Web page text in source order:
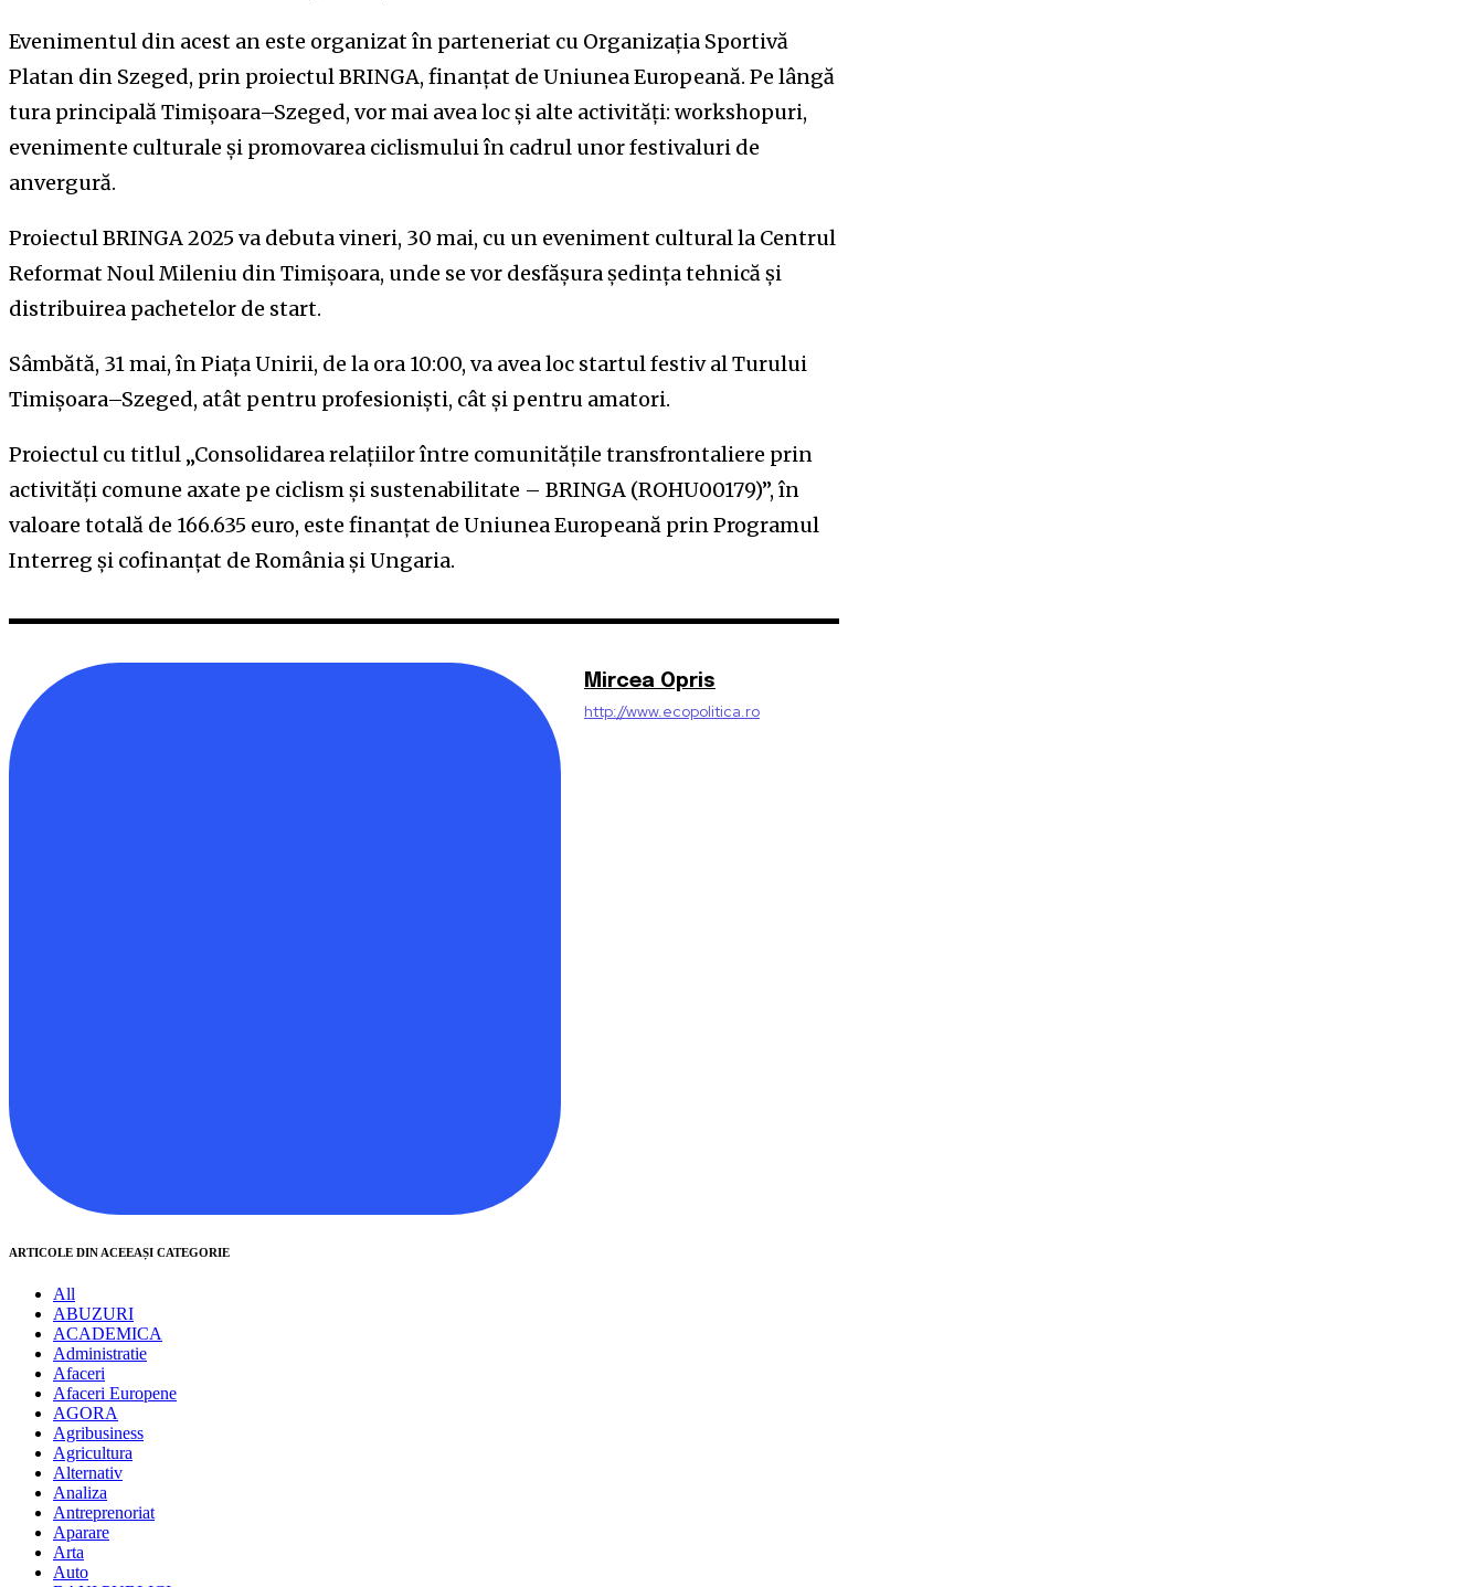
Evenimentul din acest an este organizat în parteneriat cu Organizația Sportivă
Platan din Szeged, prin proiectul BRINGA, finanțat de Uniunea Europeană. Pe lângă
tura principală Timișoara–Szeged, vor mai avea loc și alte activități: workshopuri,
evenimente culturale și promovarea ciclismului în cadrul unor festivaluri de
anvergură.
Proiectul BRINGA 2025 va debuta vineri, 30 mai, cu un eveniment cultural la Centrul
Reformat Noul Mileniu din Timișoara, unde se vor desfășura ședința tehnică și
distribuirea pachetelor de start.
Sâmbătă, 31 mai, în Piața Unirii, de la ora 10:00, va avea loc startul festiv al Turului
Timișoara–Szeged, atât pentru profesioniști, cât și pentru amatori.
Proiectul cu titlul „Consolidarea relațiilor între comunitățile transfrontaliere prin
activități comune axate pe ciclism și sustenabilitate – BRINGA (ROHU00179)”, în
valoare totală de 166.635 euro, este finanțat de Uniunea Europeană prin Programul
Interreg și cofinanțat de România și Ungaria.
Mircea Opris
http://www.ecopolitica.ro
ARTICOLE DIN ACEEAȘI CATEGORIE
All
ABUZURI
ACADEMICA
Administratie
Afaceri
Afaceri Europene
AGORA
Agribusiness
Agricultura
Alternativ
Analiza
Antreprenoriat
Aparare
Arta
Auto